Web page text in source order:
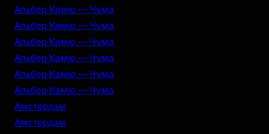
Альбер Камю — Чума
Альбер Камю — Чума
Альбер Камю — Чума
Альбер Камю — Чума
Альбер Камю — Чума
Альбер Камю — Чума
Амстердам
Амстердам